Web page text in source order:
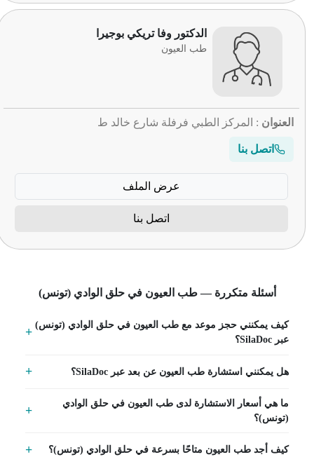
الدكتور وفا تريكي بوجيرا
طب العيون
العنوان : المركز الطبي فرفلة شارع خالد ط
اتصل بنا
عرض الملف
اتصل بنا
أسئلة متكررة — طب العيون في حلق الوادي (تونس)
كيف يمكنني حجز موعد مع طب العيون في حلق الوادي (تونس)
عبر SilaDoc؟
هل يمكنني استشارة طب العيون عن بعد عبر SilaDoc؟
ما هي أسعار الاستشارة لدى طب العيون في حلق الوادي
(تونس)؟
كيف أجد طب العيون متاحًا بسرعة في حلق الوادي (تونس)؟